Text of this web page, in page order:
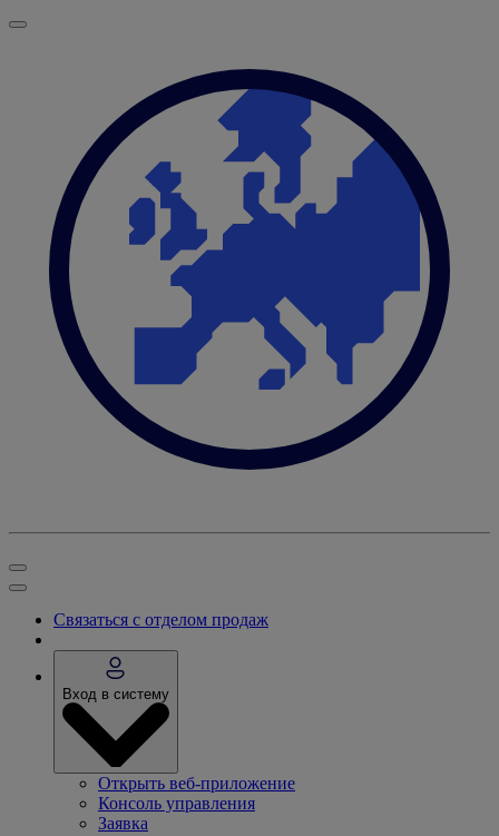
Связаться с отделом продаж
Вход в систему
Открыть веб-приложение
Консоль управления
Заявка